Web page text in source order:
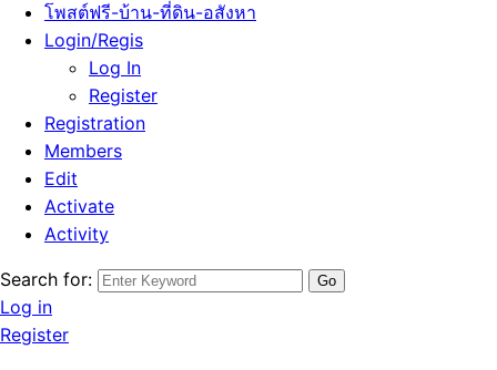
โพสต์ฟรี-บ้าน-ที่ดิน-อสังหา
Login/Regis
Log In
Register
Registration
Members
Edit
Activate
Activity
Search for:
Log in
Register